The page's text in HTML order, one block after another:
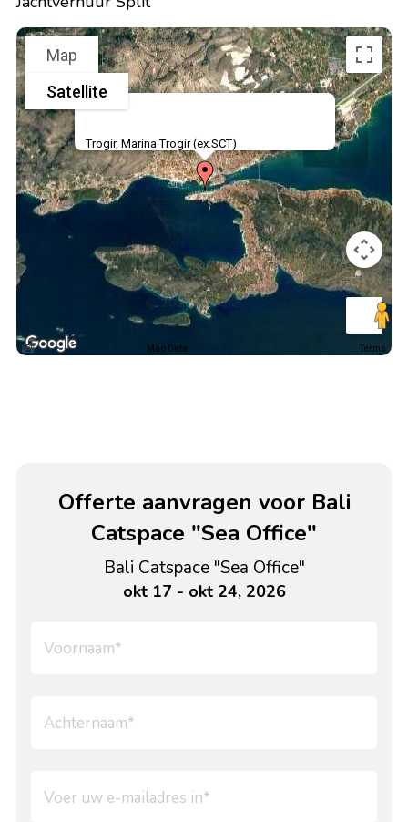
Trogir, Marina Trogir (ex.SCT)
Map
Satellite
Map Data Terms
Offerte aanvragen voor Bali
Catspace "Sea Office"
Bali Catspace "Sea Office"
okt 17 - okt 24, 2026